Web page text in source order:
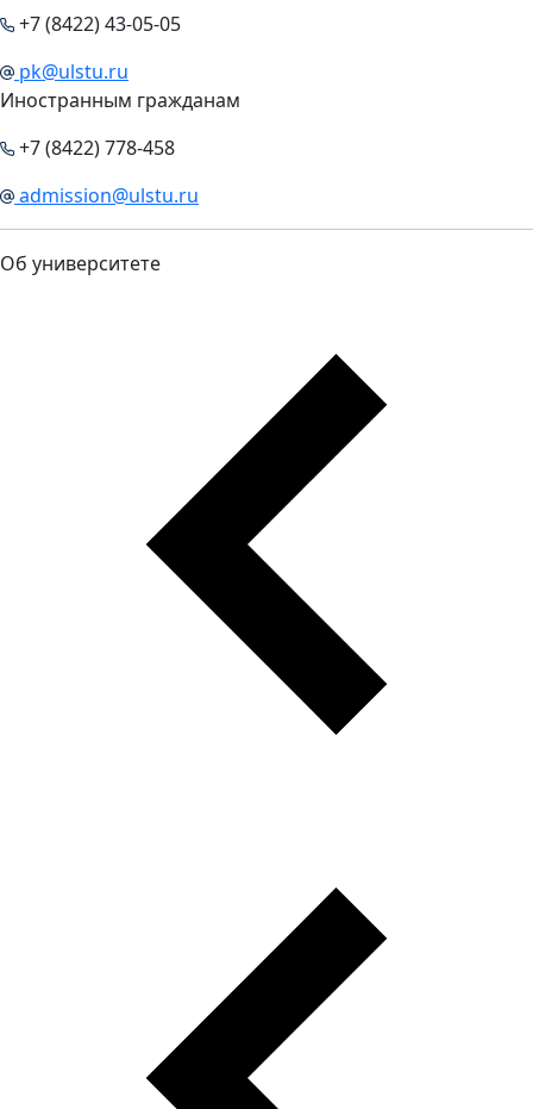
+7 (8422) 43-05-05
pk@ulstu.ru
Иностранным гражданам
+7 (8422) 778-458
admission@ulstu.ru
Об университете